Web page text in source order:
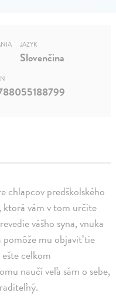
chlapcov predškolského
ktorá vám v tom určite
vášho syna, vnuka
pomôže mu objaviť tie
celkom
naučí veľa sám o sebe,
JAZYK
Slovenčina